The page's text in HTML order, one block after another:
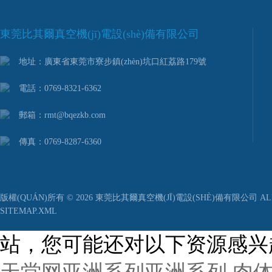
東莞比其爾真空機(jī)電設(shè)備有限公司
地址：廣東省東莞市寮步鎮(zhèn)坑口紅荔路179號
電話：0769-8321-6362
郵箱：rmt@bqezkb.com
傳真：0769-8287-6360
版權(QUÁN)所有 © 2026 東莞比其爾真空機(JĪ)電設(SHÈ)備有限公司
SITEMAP.XML
站，您可能还对以下资源感